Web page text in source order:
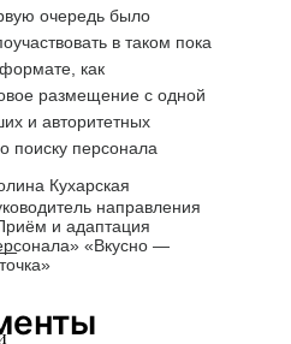
очередь было
в таком пока
как
размещение с одной
и авторитетных
поиску персонала
Кухарская
направления
и адаптация
«Вкусно —